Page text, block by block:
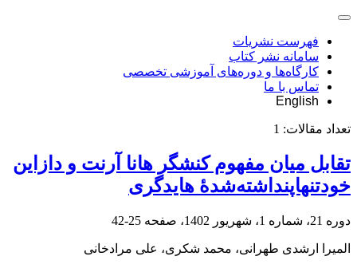
فهرست نشریات
سامانه نشر کتاب
کارگاه‌ها و دوره‌های آموزشی تخصصی
تماس با ما
English
تعداد مقالات: 1
تقابل میان مفهوم کنشگر هانا آرنت و دازاین
خودتنهاپنداشته‌شدۀ هایدگری
دوره 21، شماره 1، شهریور 1402، صفحه 25-42
المیرا ارشدی طهرانی، محمد شکری، علی مرادخانی